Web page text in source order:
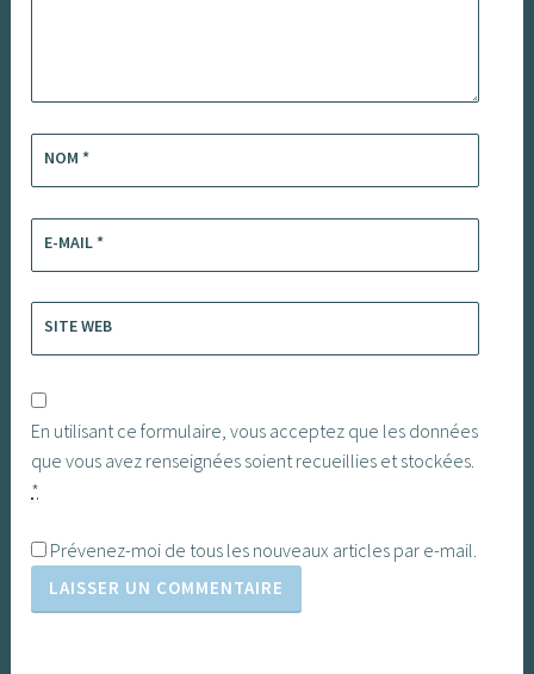
NOM*
E-MAIL*
SITE WEB
En utilisant ce formulaire, vous acceptez que les données
que vous avez renseignées soient recueillies et stockées.
*
Prévenez-moi de tous les nouveaux articles par e-mail.